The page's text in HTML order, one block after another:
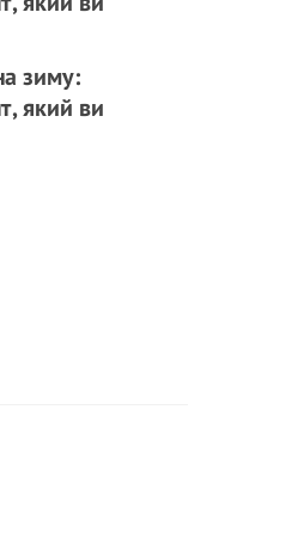
зиму:
який ви